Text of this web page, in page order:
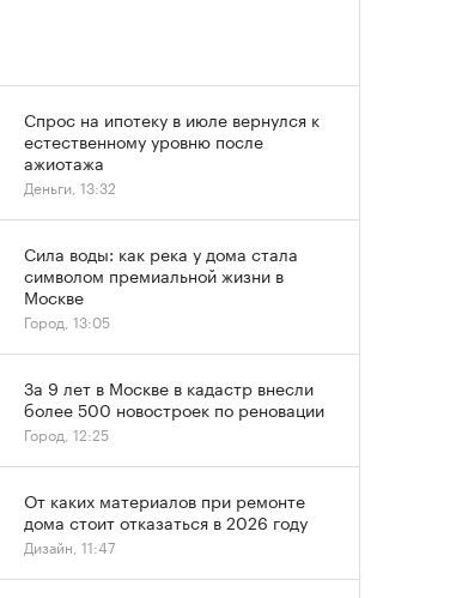
Спрос на ипотеку в июле вернулся к
естественному уровню после
ажиотажа
Деньги, 13:32
Сила воды: как река у дома стала
символом премиальной жизни в
Москве
Город, 13:05
За 9 лет в Москве в кадастр внесли
более 500 новостроек по реновации
Город, 12:25
От каких материалов при ремонте
дома стоит отказаться в 2026 году
Дизайн, 11:47